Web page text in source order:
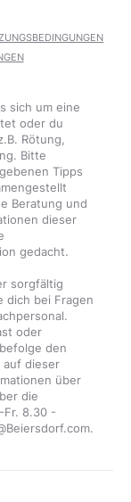
sich um eine
oder du
Rötung,
Bitte
Tipps
Beratung und
dieser
gedacht.
sorgfältig
dich bei Fragen
oder
den
auf dieser
über
die
Fr. 8.30 -